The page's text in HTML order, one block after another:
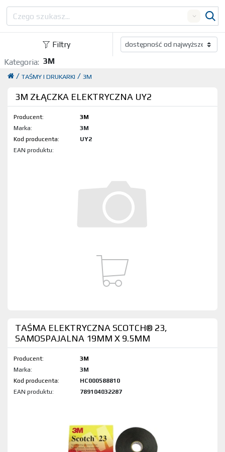
Filtry
Kategoria: 3M
3M
/
TAŚMY I DRUKARKI
/
3M ZŁĄCZKA ELEKTRYCZNA UY2
Producent:
3M
Marka:
3M
Kod produktu:
UY2
EAN produktu:
TAŚMA ELEKTRYCZNA SCOTCH® 23,
SAMOSPAJALNA 19MM X 9.5MM
Producent:
3M
Marka:
3M
Kod produktu:
HC000588810
EAN produktu:
789104032287